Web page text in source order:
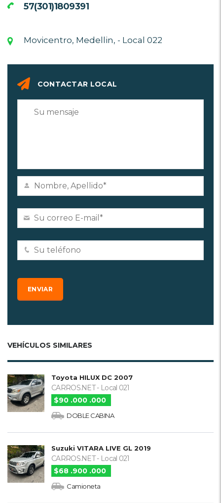
57(301)1809391
Movicentro, Medellin, - Local 022
CONTACTAR LOCAL
VEHÍCULOS SIMILARES
Toyota HILUX DC 2007
CARROS.NET - Local 021
$90 .000 .000
DOBLE CABINA
Suzuki VITARA LIVE GL 2019
CARROS.NET - Local 021
$68 .900 .000
Camioneta